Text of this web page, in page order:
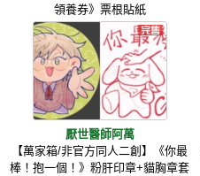
領養券》票根貼紙
厭世醫師阿萬
【萬家箱/非官方同人二創】《你最
棒！抱一個！》粉肝印章+貓胸章套